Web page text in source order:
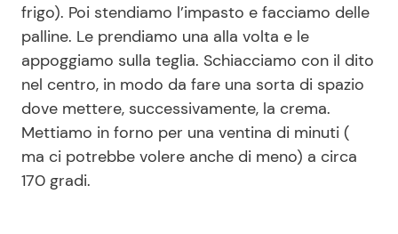
frigo). Poi stendiamo l’impasto e facciamo delle
palline. Le prendiamo una alla volta e le
appoggiamo sulla teglia. Schiacciamo con il dito
nel centro, in modo da fare una sorta di spazio
dove mettere, successivamente, la crema.
Mettiamo in forno per una ventina di minuti (
ma ci potrebbe volere anche di meno) a circa
170 gradi.